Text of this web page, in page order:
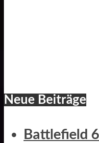
Neue Beiträge
Battlefield